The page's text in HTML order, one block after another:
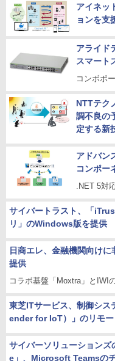
アイネッ
ョンを支
アライド
スマート
コンボポ
NTTテク
調不良の
定する新
アドバン
コンポー
.NET 5対
サイバートラスト、「
リ」のWindows版を提供
日商エレ、金融機関向け
提供
コラボ基盤「Moxtra」とIWI
東芝ITサービス、制御シ
ender for IoT）」のリモー
サイバーソリューション
e」、Microsoft Teamsの